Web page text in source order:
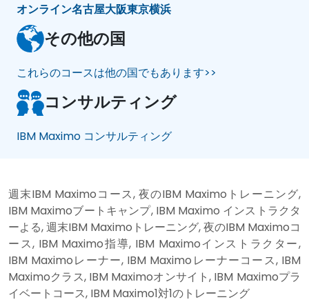
オンライン名古屋大阪東京横浜
その他の国
これらのコースは他の国でもあります>>
コンサルティング
IBM Maximo コンサルティング
週末IBM Maximoコース, 夜のIBM Maximoトレーニング,
IBM Maximoブートキャンプ, IBM Maximo インストラクタ
ーよる, 週末IBM Maximoトレーニング, 夜のIBM Maximoコ
ース, IBM Maximo指導, IBM Maximoインストラクター,
IBM Maximoレーナー, IBM Maximoレーナーコース, IBM
Maximoクラス, IBM Maximoオンサイト, IBM Maximoプラ
イベートコース, IBM Maximo1対1のトレーニング